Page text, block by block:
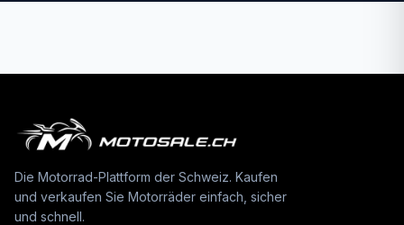
Die Motorrad-Plattform der Schweiz. Kaufen
und verkaufen Sie Motorräder einfach, sicher
und schnell.